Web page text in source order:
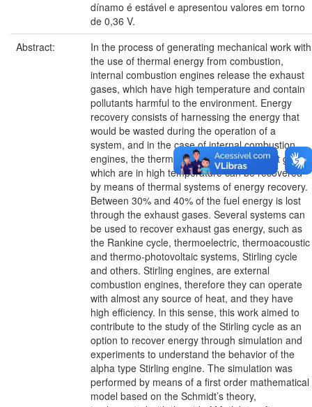
dínamo é estável e apresentou valores em torno
de 0,36 V.
Abstract:
In the process of generating mechanical work with
the use of thermal energy from combustion,
internal combustion engines release the exhaust
gases, which have high temperature and contain
pollutants harmful to the environment. Energy
recovery consists of harnessing the energy that
would be wasted during the operation of a
system, and in the case of internal combustion
engines, the thermal energy of the exhaust gases
which are in high temperature can be recovered
by means of thermal systems of energy recovery.
Between 30% and 40% of the fuel energy is lost
through the exhaust gases. Several systems can
be used to recover exhaust gas energy, such as
the Rankine cycle, thermoelectric, thermoacoustic
and thermo-photovoltaic systems, Stirling cycle
and others. Stirling engines, are external
combustion engines, therefore they can operate
with almost any source of heat, and they have
high efficiency. In this sense, this work aimed to
contribute to the study of the Stirling cycle as an
option to recover energy through simulation and
experiments to understand the behavior of the
alpha type Stirling engine. The simulation was
performed by means of a first order mathematical
model based on the Schmidt’s theory,